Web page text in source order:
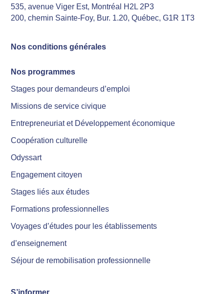
535, avenue Viger Est, Montréal H2L 2P3
200, chemin Sainte-Foy, Bur. 1.20, Québec, G1R 1T3
Nos conditions générales
Nos programmes
Stages pour demandeurs d’emploi
Missions de service civique
Entrepreneuriat et Développement économique
Coopération culturelle
Odyssart
Engagement citoyen
Stages liés aux études
Formations professionnelles
Voyages d’études pour les établissements
d’enseignement
Séjour de remobilisation professionnelle
S’informer